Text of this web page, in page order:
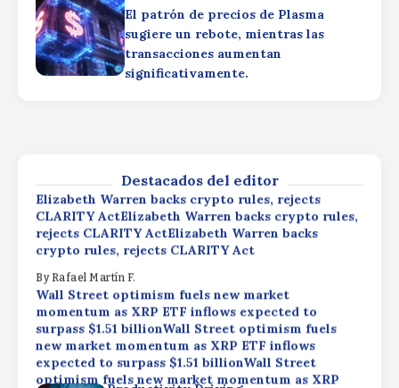
El patrón de precios de Plasma
sugiere un rebote, mientras las
transacciones aumentan
significativamente.
Destacados del editor
Wall Street optimism fuels new market
momentum as XRP ETF inflows expected to
surpass $1.51 billionWall Street optimism fuels
new market momentum as XRP ETF inflows
expected to surpass $1.51 billionWall Street
Elizabeth Warren backs crypto rules, rejects
CLARITY ActElizabeth Warren backs crypto rules,
rejects CLARITY ActElizabeth Warren backs
crypto rules, rejects CLARITY Act
By Rafael Martín F.
Wall Street optimism fuels new market
momentum as XRP ETF inflows expected to
surpass $1.51 billionWall Street optimism fuels
new market momentum as XRP ETF inflows
expected to surpass $1.51 billionWall Street
optimism fuels new market momentum as XRP